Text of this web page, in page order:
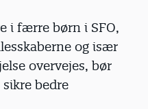
i færre børn i SFO,
og især
overvejes, bør
bedre